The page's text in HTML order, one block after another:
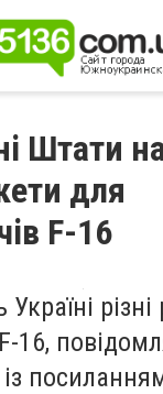
Штати
для
F-16
різні
16,